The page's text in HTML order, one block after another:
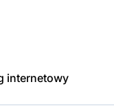
internetowy